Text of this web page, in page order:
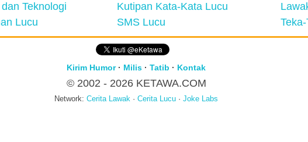
Teknologi Kutipan Kata-Kata Lucu
Lucu SMS Lucu
Kirim Humor· Milis · Tatib · Kontak
© 2002 - 2026 KETAWA.COM
Network: Cerita Lawak · Cerita Lucu · Joke Labs